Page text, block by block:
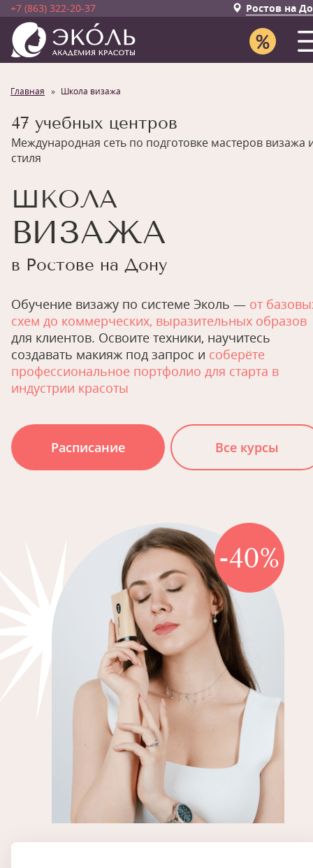
+7 (863) 322-20-37 Ростов на
Главная Школа визажа
47 учебных центров
Международная сеть по подготовке мастеров визажа
стиля
ШКОЛА
ВИЗАЖА
в Ростове на Дону
Обучение визажу по системе Эколь — от
схем до коммерческих, выразительных образов
для клиентов. Освоите техники, научитесь
создавать макияж под запрос и соберёте
профессиональное портфолио для старта в
индустрии красоты
Расписание Все курсы
-40%